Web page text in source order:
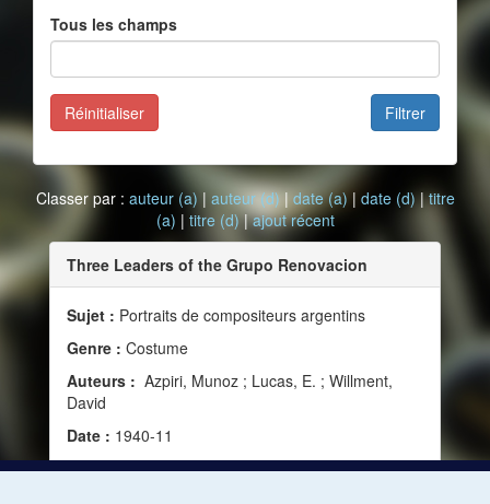
Tous les champs
Filtrer
Réinitialiser
Classer par : auteur (a) | auteur (d) | date (a)| date (d)|titre
(a) | titre (d)|ajout récent
Three Leaders of the Grupo Renovacion
Sujet : Portraits de compositeurs argentins
Genre : Costume
Auteurs : Azpiri, Munoz ; Lucas, E. ; Willment,
David
Date : 1940-11
Source :Modern Music, vol. 18, no 1 (novembre